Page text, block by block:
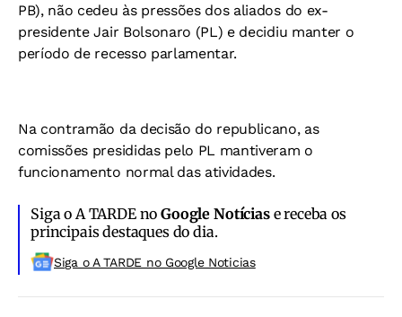
PB), não cedeu às pressões dos aliados do ex-
presidente Jair Bolsonaro (PL) e decidiu manter o
período de recesso parlamentar.
Na contramão da decisão do republicano, as
comissões presididas pelo PL mantiveram o
funcionamento normal das atividades.
Siga o A TARDE noGoogle Notíciase receba os
principais destaques do dia.
Siga o A TARDE no Google Noticias